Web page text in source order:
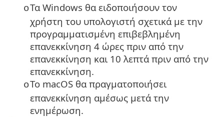
oΤα Windows θα ειδοποιήσουν τον
χρήστη του υπολογιστή σχετικά με την
προγραμματισμένη επιβεβλημένη
επανεκκίνηση 4 ώρες πριν από την
επανεκκίνηση και 10 λεπτά πριν από την
επανεκκίνηση.
oΤο macOS θα πραγματοποιήσει
επανεκκίνηση αμέσως μετά την
ενημέρωση.